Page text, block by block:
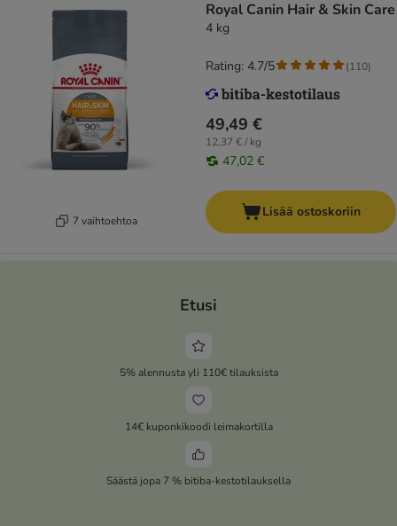
7 vaihtoehtoa
Royal Canin Hair & Skin Care
4 kg
49,49 €
12,37 € / kg
47,02 €
Rating: 4.7/5 (110)
Lisää ostoskoriin
Etusi
5% alennusta yli 110€ tilauksista
14€ kuponkikoodi leimakortilla
Säästä jopa 7 % bitiba-kestotilauksella